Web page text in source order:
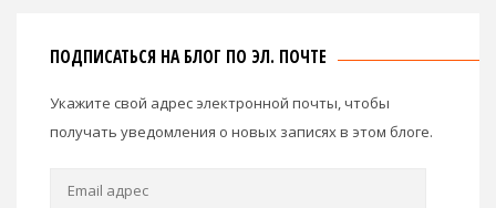
ПОДПИСАТЬСЯ НА БЛОГ ПО ЭЛ. ПОЧТЕ
Укажите свой адрес электронной почты, чтобы
получать уведомления о новых записях в этом блоге.
Email